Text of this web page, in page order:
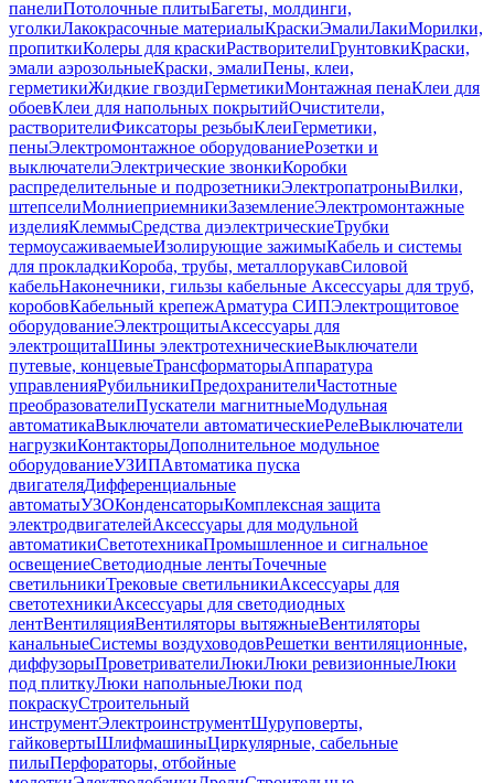
панелиПотолочные плитыБагеты, молдинги,
уголкиЛакокрасочные материалыКраскиЭмалиЛакиМорилки,
пропиткиКолеры для краскиРастворителиГрунтовкиКраски,
эмали аэрозольныеКраски, эмалиПены, клеи,
герметикиЖидкие гвоздиГерметикиМонтажная пенаКлеи для
обоевКлеи для напольных покрытийОчистители,
растворителиФиксаторы резьбыКлеиГерметики,
пеныЭлектромонтажное оборудованиеРозетки и
выключателиЭлектрические звонкиКоробки
распределительные и подрозетникиЭлектропатроныВилки,
штепселиМолниеприемникиЗаземлениеЭлектромонтажные
изделияКлеммыСредства диэлектрическиеТрубки
термоусаживаемыеИзолирующие зажимыКабель и системы
для прокладкиКороба, трубы, металлорукавСиловой
кабельНаконечники, гильзы кабельные Аксессуары для труб,
коробовКабельный крепежАрматура СИПЭлектрощитовое
оборудованиеЭлектрощитыАксессуары для
электрощитаШины электротехническиеВыключатели
путевые, концевыеТрансформаторыАппаратура
управленияРубильникиПредохранителиЧастотные
преобразователиПускатели магнитныеМодульная
автоматикаВыключатели автоматическиеРелеВыключатели
нагрузкиКонтакторыДополнительное модульное
оборудованиеУЗИПАвтоматика пуска
двигателяДифференциальные
автоматыУЗОКонденсаторыКомплексная защита
электродвигателейАксессуары для модульной
автоматикиСветотехникаПромышленное и сигнальное
освещениеСветодиодные лентыТочечные
светильникиТрековые светильникиАксессуары для
светотехникиАксессуары для светодиодных
лентВентиляцияВентиляторы вытяжныеВентиляторы
канальныеСистемы воздуховодовРешетки вентиляционные,
диффузорыПроветривателиЛюкиЛюки ревизионныеЛюки
под плиткуЛюки напольныеЛюки под
покраскуСтроительный
инструментЭлектроинструментШуруповерты,
гайковертыШлифмашиныЦиркулярные, сабельные
пилыПерфораторы, отбойные